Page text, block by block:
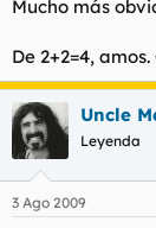
Mucho más
De 2+2=4, amos.
Uncle
Leyenda
3 Ago 2009